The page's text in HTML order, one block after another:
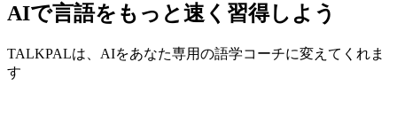
AIで言語をもっと速く習得しよう
TALKPALは、AIをあなた専用の語学コーチに変えてくれま
す